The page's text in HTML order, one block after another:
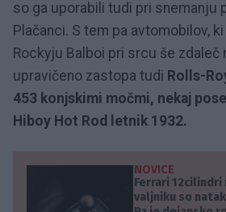
so ga uporabili tudi pri snemanju
Plačanci. S tem pa avtomobilov,
Rockyju Balboi pri srcu še zdaleč
upravičeno zastopa tudi Rolls-
453 konjskimi močmi, nekaj
Hiboy Hot Rod letnik 1932.
NOVICE
Ferrari 12cilindri
valjniku so